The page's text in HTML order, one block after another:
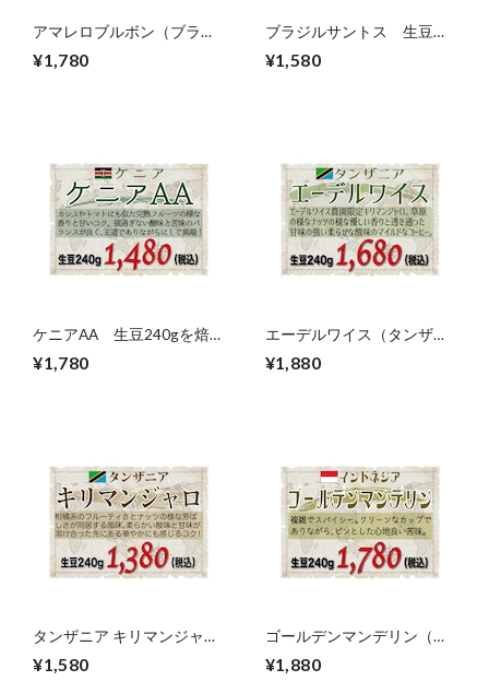
アマレロブルボン（ブラジ
ル）生豆240gを焙煎
¥1,780
ブラジルサントス 生豆
240gを焙煎
¥1,580
ケニアAA 生豆240gを焙
¥1,780
エーデルワイス（タンザニ
¥1,880
タンザニア キリマンジャ
ロ 生豆240gを焙煎
¥1,580
ゴールデンマンデリン（イ
ンドネシア）生豆240gを焙
煎
¥1,880